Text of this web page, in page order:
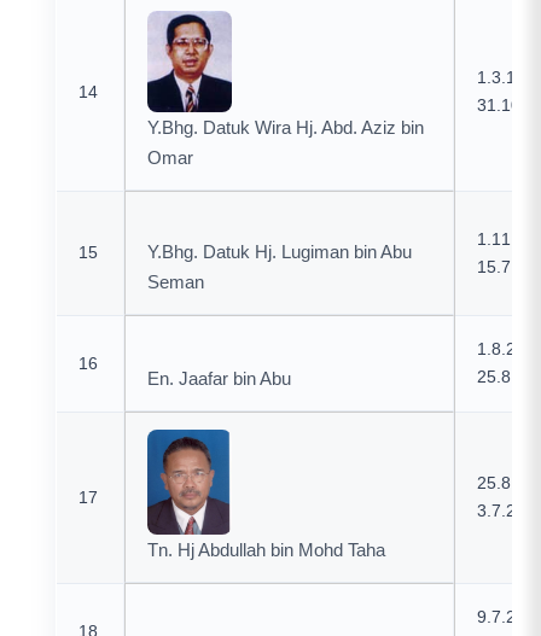
14
Y.Bhg. Datuk Wira Hj. Abd. Aziz bin
Omar
15
Y.Bhg. Datuk Hj. Lugiman bin Abu
Seman
16
En. Jaafar bin Abu
17
Tn. Hj Abdullah bin Mohd Taha
18